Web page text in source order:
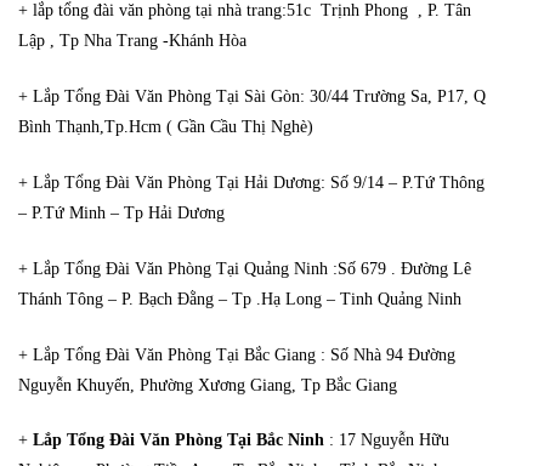
+ lắp tổng đài văn phòng tại nhà trang:51c Trịnh Phong , P. Tân
Lập , Tp Nha Trang -Khánh Hòa
+ Lắp Tổng Đài Văn Phòng Tại Sài Gòn: 30/44 Trường Sa, P17, Q
Bình Thạnh,Tp.Hcm ( Gần Cầu Thị Nghè)
+ Lắp Tổng Đài Văn Phòng Tại Hải Dương: Số 9/14 – P.Tứ Thông
– P.Tứ Minh – Tp Hải Dương
+ Lắp Tổng Đài Văn Phòng Tại Quảng Ninh :Số 679 . Đường Lê
Thánh Tông – P. Bạch Đằng – Tp .Hạ Long – Tinh Quảng Ninh
+ Lắp Tổng Đài Văn Phòng Tại Bắc Giang : Số Nhà 94 Đường
Nguyễn Khuyến, Phường Xương Giang, Tp Bắc Giang
+ Lắp Tổng Đài Văn Phòng Tại Bắc Ninh : 17 Nguyễn Hữu